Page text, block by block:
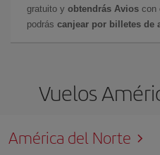
gratuito y obtendrás Avios con
podrás canjear por billetes de
Vuelos
América del Norte